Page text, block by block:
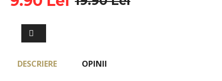
DESCRIERE OPINII